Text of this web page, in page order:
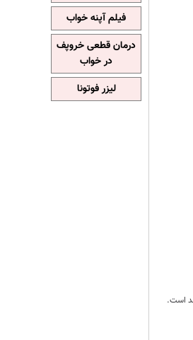
فیلم آپنه خواب
درمان قطعی خروپف
در خواب
لیزر فوتونا